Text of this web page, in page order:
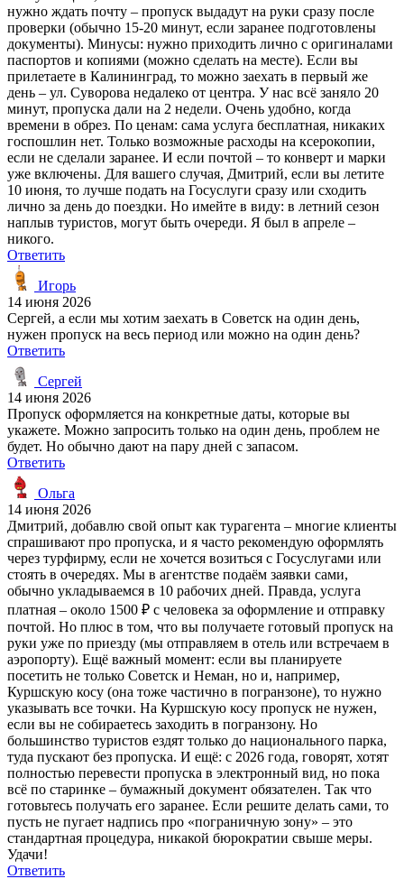
нужно ждать почту – пропуск выдадут на руки сразу после
проверки (обычно 15-20 минут, если заранее подготовлены
документы). Минусы: нужно приходить лично с оригиналами
паспортов и копиями (можно сделать на месте). Если вы
прилетаете в Калининград, то можно заехать в первый же
день – ул. Суворова недалеко от центра. У нас всё заняло 20
минут, пропуска дали на 2 недели. Очень удобно, когда
времени в обрез. По ценам: сама услуга бесплатная, никаких
госпошлин нет. Только возможные расходы на ксерокопии,
если не сделали заранее. И если почтой – то конверт и марки
уже включены. Для вашего случая, Дмитрий, если вы летите
10 июня, то лучше подать на Госуслуги сразу или сходить
лично за день до поездки. Но имейте в виду: в летний сезон
наплыв туристов, могут быть очереди. Я был в апреле –
никого.
Ответить
Игорь
14 июня 2026
Сергей, а если мы хотим заехать в Советск на один день,
нужен пропуск на весь период или можно на один день?
Ответить
Сергей
14 июня 2026
Пропуск оформляется на конкретные даты, которые вы
укажете. Можно запросить только на один день, проблем не
будет. Но обычно дают на пару дней с запасом.
Ответить
Ольга
14 июня 2026
Дмитрий, добавлю свой опыт как турагента – многие клиенты
спрашивают про пропуска, и я часто рекомендую оформлять
через турфирму, если не хочется возиться с Госуслугами или
стоять в очередях. Мы в агентстве подаём заявки сами,
обычно укладываемся в 10 рабочих дней. Правда, услуга
платная – около 1500 ₽ с человека за оформление и отправку
почтой. Но плюс в том, что вы получаете готовый пропуск на
руки уже по приезду (мы отправляем в отель или встречаем в
аэропорту). Ещё важный момент: если вы планируете
посетить не только Советск и Неман, но и, например,
Куршскую косу (она тоже частично в погранзоне), то нужно
указывать все точки. На Куршскую косу пропуск не нужен,
если вы не собираетесь заходить в погранзону. Но
большинство туристов ездят только до национального парка,
туда пускают без пропуска. И ещё: с 2026 года, говорят, хотят
полностью перевести пропуска в электронный вид, но пока
всё по старинке – бумажный документ обязателен. Так что
готовьтесь получать его заранее. Если решите делать сами, то
пусть не пугает надпись про «пограничную зону» – это
стандартная процедура, никакой бюрократии свыше меры.
Удачи!
Ответить